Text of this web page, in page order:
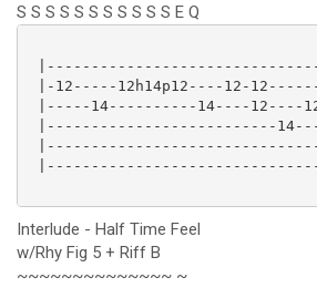
S S S S S S S S S S S E Q
|-12-----12h14p12----12-
|-----14----------14----12----
|--------------------------
Interlude - Half Time Feel
w/Rhy Fig 5 + Riff B
~~~~~~~~~~~~~~ ~